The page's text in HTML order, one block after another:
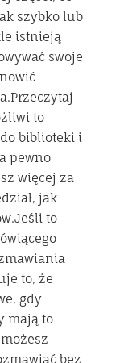
szybko lub
istnieją
swoje
to
biblioteki i
pewno
więcej za
jak
to
to, że
gdy
mają to
bez